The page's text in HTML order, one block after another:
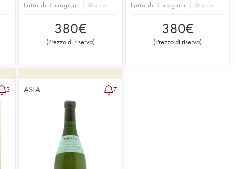
Lotto di 1 magnum | 0 aste
380€
(Prezzo di riserva)
Lotto di 1 magnum | 0 aste
380€
(Prezzo di riserva)
3 ASTA 7